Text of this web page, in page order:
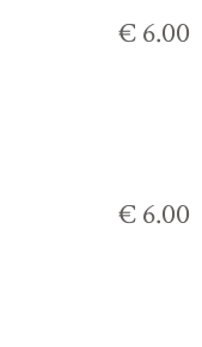
€ 6.00
€ 6.00